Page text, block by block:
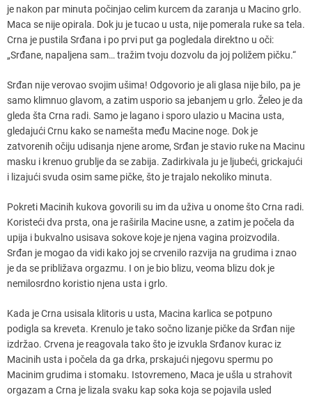
je nakon par minuta počinjao celim kurcem da zaranja u Macino grlo.
Maca se nije opirala. Dok ju je tucao u usta, nije pomerala ruke sa tela.
Crna je pustila Srđana i po prvi put ga pogledala direktno u oči:
„Srđane, napaljena sam… tražim tvoju dozvolu da joj poližem pičku.“
Srđan nije verovao svojim ušima! Odgovorio je ali glasa nije bilo, pa je
samo klimnuo glavom, a zatim usporio sa jebanjem u grlo. Želeo je da
gleda šta Crna radi. Samo je lagano i sporo ulazio u Macina usta,
gledajući Crnu kako se namešta među Macine noge. Dok je
zatvorenih očiju udisanja njene arome, Srđan je stavio ruke na Macinu
masku i krenuo grublje da se zabija. Zadirkivala ju je ljubeći, grickajući
i lizajući svuda osim same pičke, što je trajalo nekoliko minuta.
Pokreti Macinih kukova govorili su im da uživa u onome što Crna radi.
Koristeći dva prsta, ona je raširila Macine usne, a zatim je počela da
upija i bukvalno usisava sokove koje je njena vagina proizvodila.
Srđan je mogao da vidi kako joj se crvenilo razvija na grudima i znao
je da se približava orgazmu. I on je bio blizu, veoma blizu dok je
nemilosrdno koristio njena usta i grlo.
Kada je Crna usisala klitoris u usta, Macina karlica se potpuno
podigla sa kreveta. Krenulo je tako sočno lizanje pičke da Srđan nije
izdržao. Crvena je reagovala tako što je izvukla Srđanov kurac iz
Macinih usta i počela da ga drka, prskajući njegovu spermu po
Macinim grudima i stomaku. Istovremeno, Maca je ušla u strahovit
orgazam a Crna je lizala svaku kap soka koja se pojavila usled